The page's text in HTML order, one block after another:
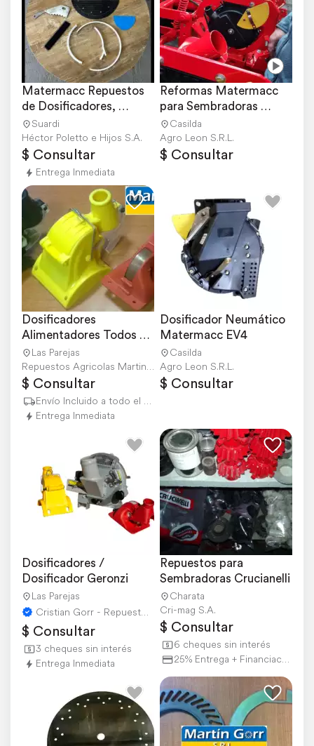
Matermacc Repuestos
de Dosificadores,
Concesionario Oficial.
Suardi
Héctor Poletto e Hijos S.A.
$ Consultar
Entrega Inmediata
Reformas Matermacc
para Sembradoras
Giorgi
Casilda
Agro Leon S.R.L.
$ Consultar
Dosificadores
Alimentadores Todos
los Modelos
Las Parejas
Repuestos Agricolas Martin Gorr S.R.L.
$ Consultar
Envío Incluido a todo el país
Entrega Inmediata
Dosificador Neumático
Matermacc EV4
Casilda
Agro Leon S.R.L.
$ Consultar
Dosificadores /
Dosificador Geronzi
Las Parejas
Cristian Gorr - Repuestos Agricolas
$ Consultar
3 cheques sin interés
Entrega Inmediata
Repuestos para
Sembradoras Crucianelli
Charata
Cri-mag S.A.
$ Consultar
6 cheques sin interés
25% Entrega + Financiación